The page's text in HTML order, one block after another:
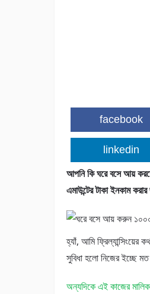
facebook
linkedin
আপনি কি ঘরে বসে আয়
এমাউন্টের টাকা ইনকাম
হ্যাঁ, আমি
সুবিধা হলো নিজের ইচ্ছে
অন্যদিকে এই কাজের মালিক